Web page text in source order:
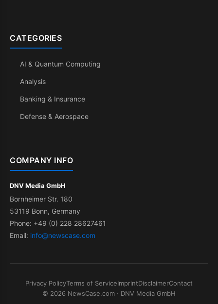
CATEGORIES
AI & Quantum Computing
Analysis
Banking & Insurance
Defense & Aerospace
COMPANY INFO
DNV Media GmbH
Bornheimer Str. 180
53119 Bonn, Germany
Phone: +49 (0) 228 28627461
Email: info@newscase.com
Privacy PolicyTerms of ServiceImprintDisclaimerContact
© 2026 NewsCase.com · DNV Media GmbH